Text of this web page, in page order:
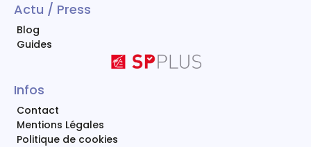
Actu / Press
Blog
Guides
Infos
Contact
Mentions Légales
Politique de cookies